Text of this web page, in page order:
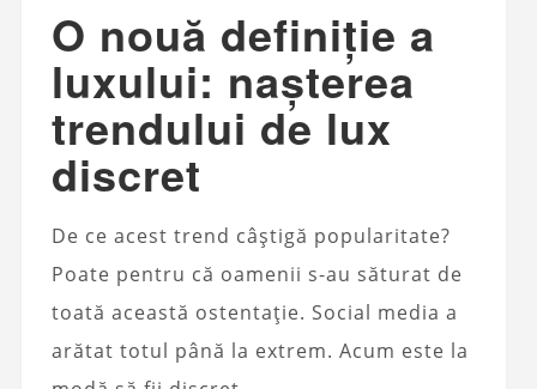
O nouă definiție a
luxului: nașterea
trendului de lux
discret
De ce acest trend câștigă popularitate?
Poate pentru că oamenii s-au săturat de
toată această ostentație. Social media a
arătat totul până la extrem. Acum este la